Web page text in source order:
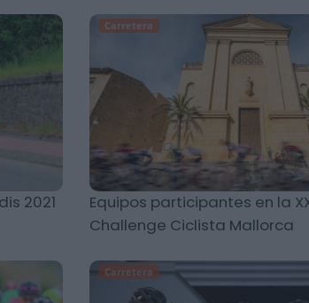
2021
Carretera
Equipos participantes en la
Challenge Ciclista Mallorca
Carretera